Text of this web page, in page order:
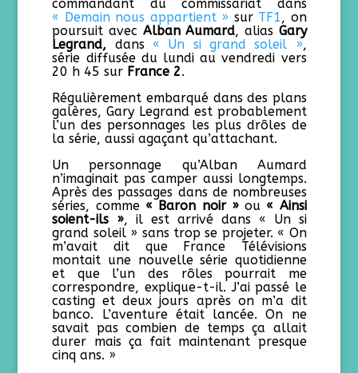
commandant du commissariat dans
« Demain nous appartient » sur TF1, on
poursuit avec Alban Aumard, alias Gary
Legrand, dans « Un si grand soleil »,
série diffusée du lundi au vendredi vers
20 h 45 sur France 2.
Régulièrement embarqué dans des plans
galères, Gary Legrand est probablement
l’un des personnages les plus drôles de
la série, aussi agaçant qu’attachant.
Un personnage qu’Alban Aumard
n’imaginait pas camper aussi longtemps.
Après des passages dans de nombreuses
séries, comme « Baron noir »ou « Ainsi
soient-ils », il est arrivé dans « Un si
grand soleil » sans trop se projeter. « On
m’avait dit que France Télévisions
montait une nouvelle série quotidienne
et que l’un des rôles pourrait me
correspondre, explique-t-il. J’ai passé le
casting et deux jours après on m’a dit
banco. L’aventure était lancée. On ne
savait pas combien de temps ça allait
durer mais ça fait maintenant presque
cinq ans. »